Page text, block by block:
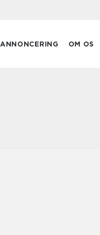
ANNONCERING OM OS